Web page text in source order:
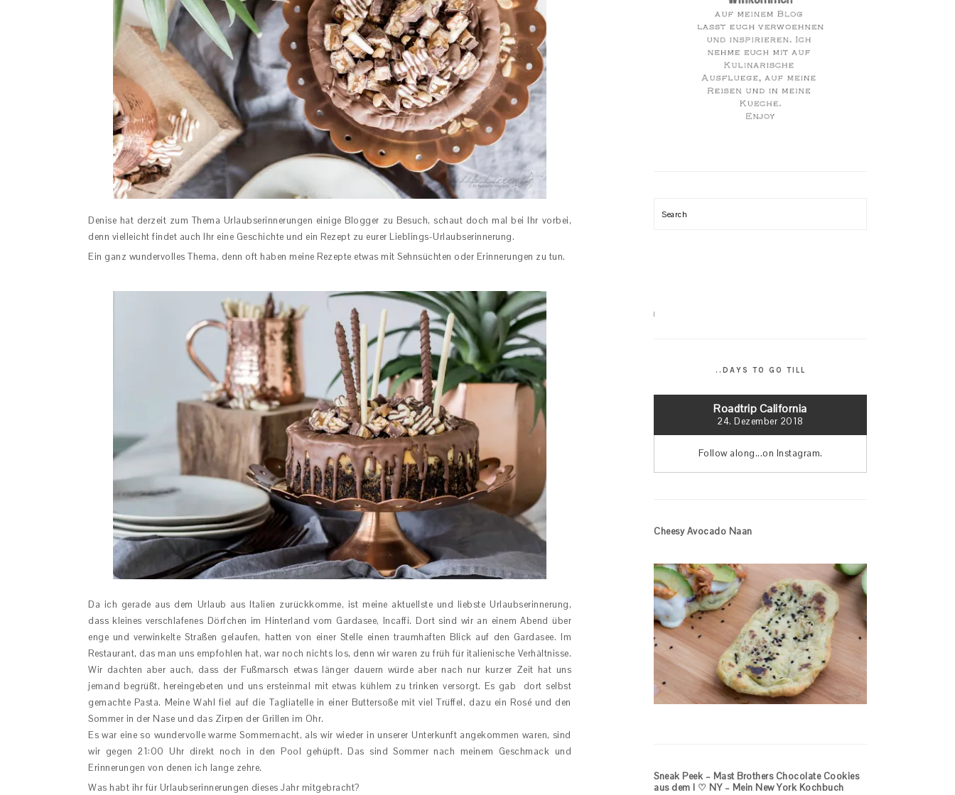
Denise hat derzeit zum Thema Urlaubserinnerungen einige Blogger zu Besuch, schaut doch mal bei Ihr vorbei,
denn vielleicht findet auch Ihr eine Geschichte und ein Rezept zu eurer Lieblings-Urlaubserinnerung.
Ein ganz wundervolles Thema, denn oft haben meine Rezepte etwas mit Sehnsüchten oder Erinnerungen zu tun.
Da ich gerade aus dem Urlaub aus Italien zurückkomme, ist meine aktuellste und liebste Urlaubserinnerung,
dass kleines verschlafenes Dörfchen im Hinterland vom Gardasee, Incaffi. Dort sind wir an einem Abend über
enge und verwinkelte Straßen gelaufen, hatten von einer Stelle einen traumhaften Blick auf den Gardasee. Im
Restaurant, das man uns empfohlen hat, war noch nichts los, denn wir waren zu früh für italienische Verhältnisse.
Wir dachten aber auch, dass der Fußmarsch etwas länger dauern würde aber nach nur kurzer Zeit hat uns
jemand begrüßt, hereingebeten und uns ersteinmal mit etwas kühlem zu trinken versorgt. Es gab dort selbst
gemachte Pasta. Meine Wahl fiel auf die Tagliatelle in einer Buttersoße mit viel Trüffel, dazu ein Rosé und den
Sommer in der Nase und das Zirpen der Grillen im Ohr.
Es war eine so wundervolle warme Sommernacht, als wir wieder in unserer Unterkunft angekommen waren, sind
wir gegen 21:00 Uhr direkt noch in den Pool gehüpft. Das sind Sommer nach meinem Geschmack und
Erinnerungen von denen ich lange zehre.
Was habt ihr für Urlaubserinnerungen dieses Jahr mitgebracht?
Search
..DAYS TO GO TILL
Roadtrip California
24. Dezember 2018
Follow along...on Instagram.
Cheesy Avocado Naan
Sneak Peek – Mast Brothers Chocolate Cookies
aus dem I ♡ NY – Mein New York Kochbuch